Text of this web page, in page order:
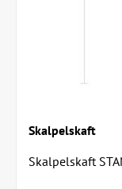
Skalpelskaft
Skalpelskaft